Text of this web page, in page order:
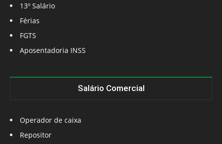
13º Salário
Férias
FGTS
Aposentadoria INSS
Salário Comercial
Operador de caixa
Repositor